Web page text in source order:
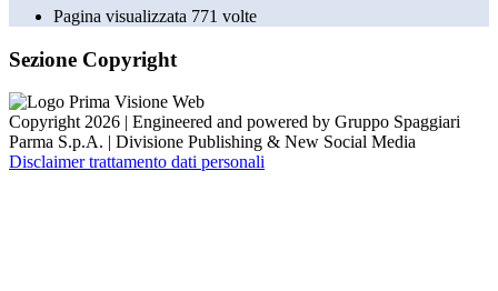
Pagina visualizzata 771 volte
Sezione Copyright
Copyright 2026 | Engineered and powered by Gruppo Spaggiari
Parma S.p.A. | Divisione Publishing & New Social Media
Disclaimer trattamento dati personali